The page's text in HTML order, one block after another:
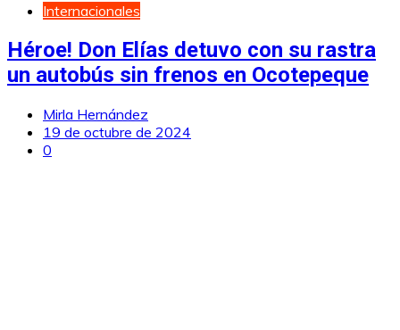
Internacionales
Héroe! Don Elías detuvo con su rastra
un autobús sin frenos en Ocotepeque
Mirla Hernández
19 de octubre de 2024
0